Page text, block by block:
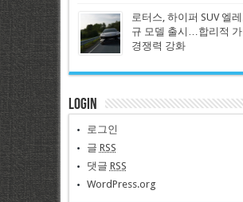
로터스, 하이퍼 SUV 엘
규 모델 출시…합리적
경쟁력 강화
Login
로그인
글 RSS
댓글 RSS
WordPress.org